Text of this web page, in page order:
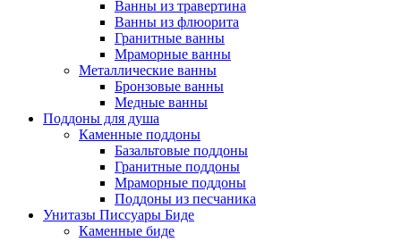
Ванны из травертина
Ванны из флюорита
Гранитные ванны
Мраморные ванны
Металлические ванны
Бронзовые ванны
Медные ванны
Поддоны для душа
Каменные поддоны
Базальтовые поддоны
Гранитные поддоны
Мраморные поддоны
Поддоны из песчаника
Унитазы Писсуары Биде
Каменные биде